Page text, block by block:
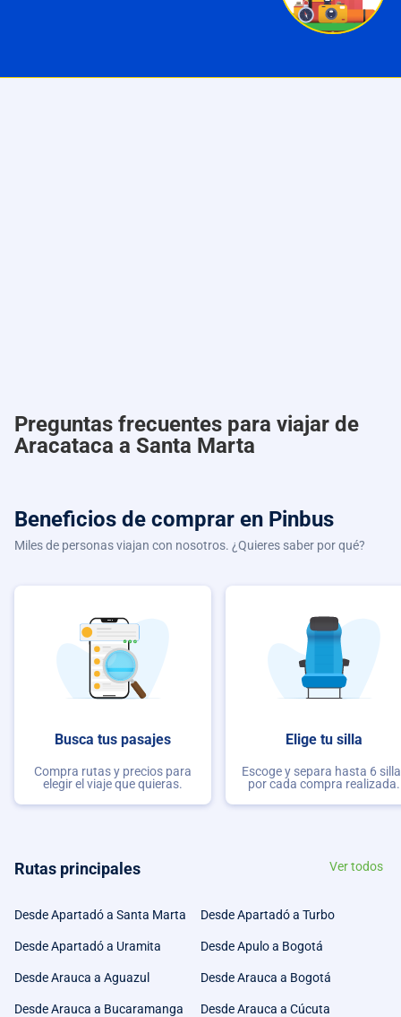
Preguntas frecuentes para viajar de
Aracataca a Santa Marta
Beneficios de comprar en Pinbus
Miles de personas viajan con nosotros. ¿Quieres saber por qué?
Busca tus pasajes
Compra rutas y precios para
elegir el viaje que quieras.
Elige tu silla
Escoge y separa hasta 6
por cada compra realizada.
Rutas principales Ver todos
Desde Apartadó a Santa Marta Desde Apartadó a Turbo
Desde Apartadó a Uramita Desde Apulo a Bogotá
Desde Arauca a Aguazul Desde Arauca a Bogotá
Desde Arauca a Bucaramanga Desde Arauca a Cúcuta